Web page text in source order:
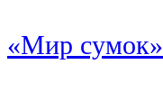
«Мир сумок»